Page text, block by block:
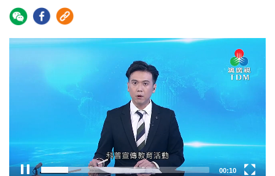
Video
00:11